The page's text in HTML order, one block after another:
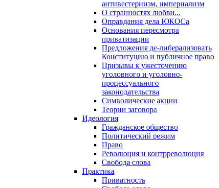
антивестернизм, империализм
О странностях любви...
Оправдания дела ЮКОСа
Основания пересмотра
приватизации
Предложения де-либерализовать
Конституцию и публичное право
Призывы к ужесточению
уголовного и уголовно-
процессуального
законодательства
Символические акции
Теории заговора
Идеология
Гражданское общество
Политический режим
Право
Революция и контрреволюция
Свобода слова
Практика
Приватность